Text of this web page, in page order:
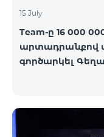
15 July
Team-ը 16 000
արտադրանքով
գործարկել